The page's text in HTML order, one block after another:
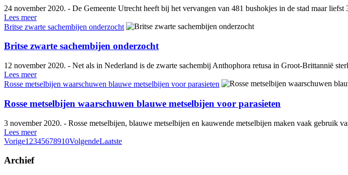
24 november 2020. - De Gemeente Utrecht heeft bij het vervangen van 481 bushokjes in de stad maar
Lees meer
Britse zwarte sachembijen onderzocht
Britse zwarte sachembijen onderzocht
12 november 2020. - Net als in Nederland is de zwarte sachembij Anthophora retusa in Groot-Brittannië
Lees meer
Rosse metselbijen waarschuwen blauwe metselbijen voor parasieten
Rosse metselbijen waarschuwen blauwe metselbijen voor parasieten
3 november 2020. - Rosse metselbijen, blauwe metselbijen en kauwende metselbijen maken vaak gebruik
Lees meer
Vorige1 2345678910VolgendeLaatste
Archief